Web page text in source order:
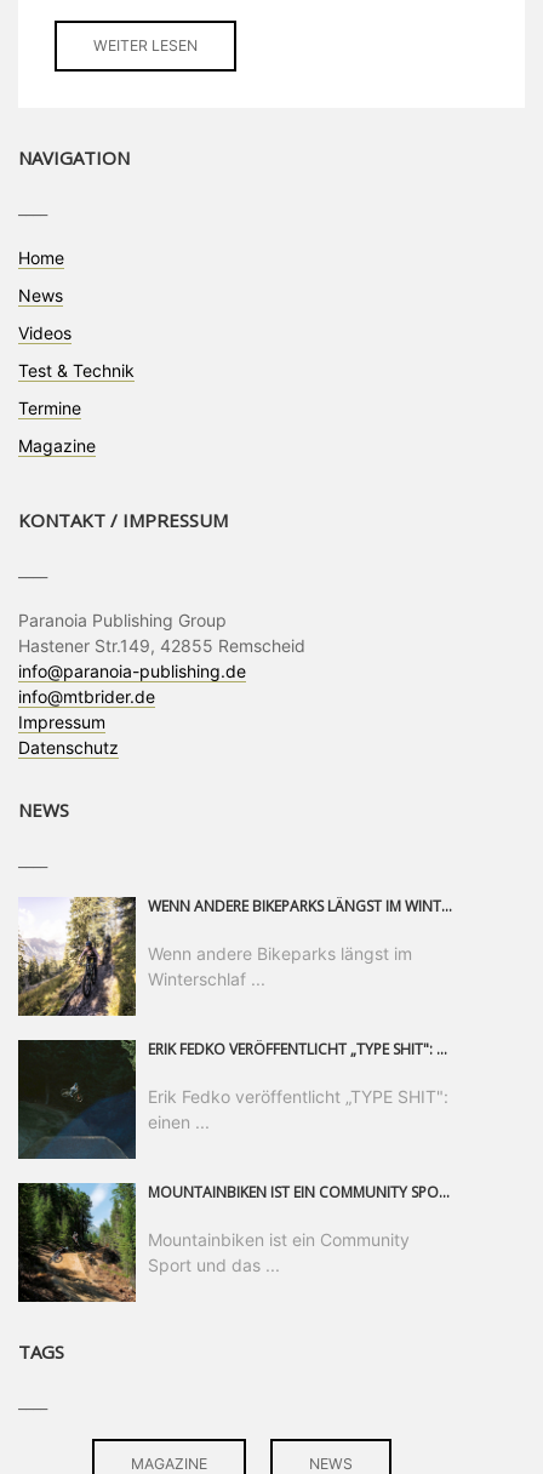
WEITER LESEN
NAVIGATION
Home
News
Videos
Test & Technik
Termine
Magazine
KONTAKT / IMPRESSUM
Paranoia Publishing Group
Hastener Str.149, 42855 Remscheid
info@paranoia-publishing.de
info@mtbrider.de
Impressum
Datenschutz
NEWS
WENN ANDERE BIKEPARKS LÄNGST IM WINTERSCHLAF SIND, IST MAN IN SAALFELDEN LEOGANG IMMER NOCH AM MOUNTAINBIKEN. IST DER HERBST DIE SCHÖNSTE ZEIT DES JAHRES? AUF DEN TRAILS RUND UM SAALFELDEN LEOGANG UND IM EPIC BIKEPARK LEOGANG IST ER DAS AUF JEDEN FALL – UND DIE GEFÜHLT DIE LÄNGSTE NOCH DAZU. NOCH BIS MINDESTENS 8. NOVEMBER STEHT DAS PINZGAUER MOUNTAINBIKE-PARADIES ALLEN RIDERN OFFEN, DIE EINFACH NICHT GENUG KRIEGEN KÖNNEN. DABEI HÄLT DIE GOLDENE JAHRESZEIT IN SAALFELDEN LEOGANG WEIT MEHR ALS LINES, TRAILS UND HERBSTPANORAMEN BEREIT: MIT DEM BIKE FESTIVAL, VERSCHIEDENEN LADIES SHRED EVENTS UND EINEM DIE GESAMTE SAISON ANDAUERNDEN PHOTO CONTEST ZUM 25-JÄHRIGEN BIKEPARK-JUBILÄUM GIBT ES RUND UM ÖSTERREICHS ÄLTESTEN BIKEPARK EINIGES ZU ERLEBEN.
Wenn andere Bikeparks längst im
Winterschlaf ...
ERIK FEDKO VERÖFFENTLICHT „TYPE SHIT": EINEN 23-MINÜTIGEN MOUNTAINBIKE-FILM, ÜBER DREI JAHRE RUND UM DIE WELT GEDREHT. ZEITGLEICH LAUNCHT ER DIE GLEICHNAMIGE KOLLEKTION SEINER BRAND TYPE. EIN SEGMENT DES FILMS ERSCHEINT SEPARAT AUF RED BULL BIKE.
Erik Fedko veröffentlicht „TYPE SHIT":
einen ...
MOUNTAINBIKEN IST EIN COMMUNITY SPORT UND DAS BEWEIST SICH IN DER BIKE REPUBLIC SÖLDEN GERADE EINDRUCKSVOLL AUF ALLEN LEVELN. FREERIDE PROFI, SHAPERIN UND FRISCH GEWÄHLTE SWATCH NINES MVP VERO SANDLER IST BEGEISTERT VON DER VIELFALT DER BIKE DESTINATION, DER NEUEN JUMPLINE UND PLÄDIERT FÜR MUT BEI (FRAUEN) COMMUNITIES. VERO UND IHR VERLOBTER SAM HODGES VERBRINGEN MEHRERE MONATE IN DER BIKE REPUBLIC UND LASSEN UNS DARAN TEILHABEN. UM COMMUNITY GEHT ES AUCH BEI DER PARTNERSCHAFT ZWISCHEN SÖLDEN UND DEM NEUEN RIDERS PARK DONOVALY IN DER SLOWAKEI: DER DORTIGE TOURISMUSDIREKTOR JIRI PEC IST ÜBERZEUGT: VON MEHR BIKEPARKS PROFITIERT DIE GANZE MTB-SZENE – UND MIT DOMINIK LINSER, GESCHÄFTSFÜHRER DER BRS, HAT ER DAMIT DEN PERFEKTEN PARTNER GEFUNDEN.
Mountainbiken ist ein Community
Sport und das ...
TAGS
MAGAZINE NEWS